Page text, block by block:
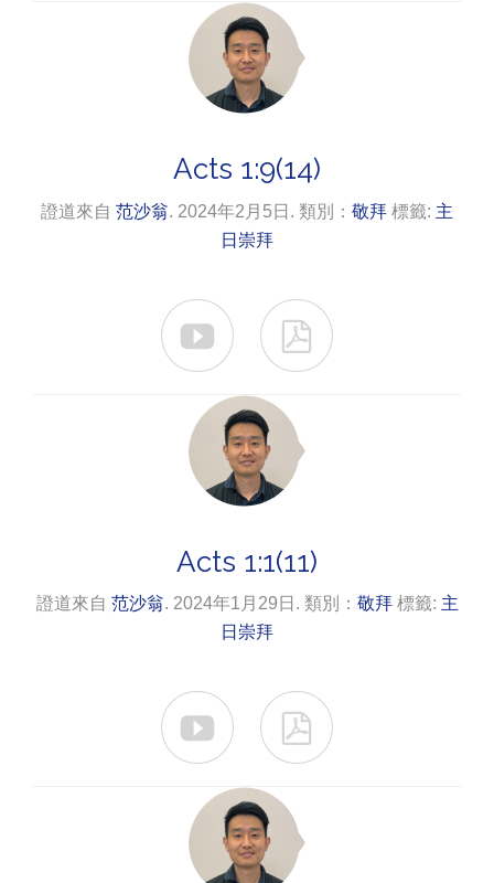
Acts 1:9(14)
證道來自 范沙翁. 2024年2月5日. 類別： 敬拜 標籤: 主
日崇拜
 
Acts 1:1(11)
證道來自 范沙翁. 2024年1月29日. 類別： 敬拜標籤: 主
日崇拜
 